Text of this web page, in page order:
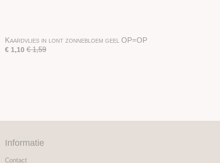
Kaardvlies in lont zonnebloem geel OP=OP
€ 1,10 € 1,59
Informatie
Contact